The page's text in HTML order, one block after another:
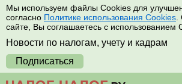
Мы используем файлы Cookies для
согласно Политике использования Cookies
сайте, Вы соглашаетесь с использованием
Новости по налогам, учету и кадрам
Подписаться